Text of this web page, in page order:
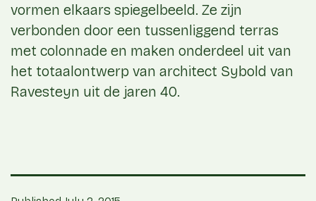
vormen elkaars spiegelbeeld. Ze zijn
verbonden door een tussenliggend terras
met colonnade en maken onderdeel uit van
het totaalontwerp van architect Sybold van
Ravesteyn uit de jaren 40.